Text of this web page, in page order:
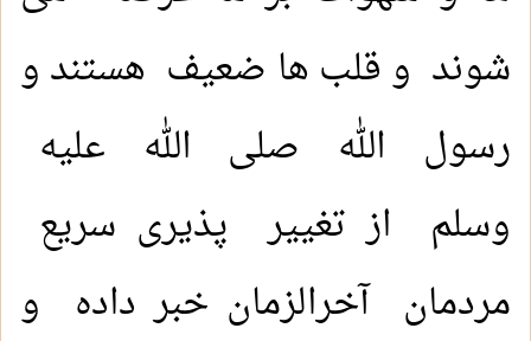
شوند و قلب ها ضعیف هستند و
رسول الله صلى الله عليه
وسلم از تغییر پذیری سریع
مردمان آخرالزمان خبر داده و